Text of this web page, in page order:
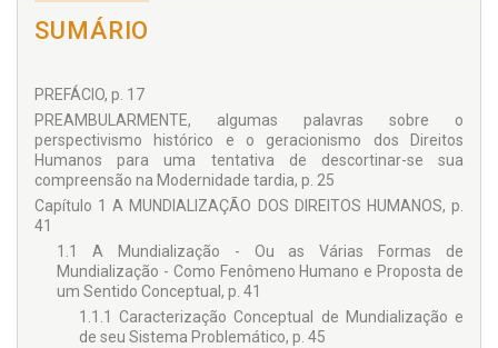
SUMÁRIO
PREFÁCIO, p. 17
PREAMBULARMENTE, algumas palavras sobre o
perspectivismo histórico e o geracionismo dos Direitos
Humanos para uma tentativa de descortinar-se sua
compreensão na Modernidade tardia, p. 25
Capítulo 1 A MUNDIALIZAÇÃO DOS DIREITOS HUMANOS, p.
41
1.1 A Mundialização - Ou as Várias Formas de
Mundialização - Como Fenômeno Humano e Proposta de
um Sentido Conceptual, p. 41
1.1.1 Caracterização Conceptual de Mundialização e
de seu Sistema Problemático, p. 45